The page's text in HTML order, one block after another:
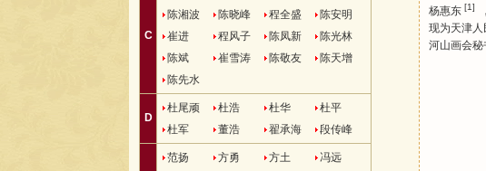
C
陈湘波
陈晓峰 程全盛
陈安明
崔进
程风子 陈凤新
陈光林
陈斌
崔雪涛 陈敬友
陈天增
陈先水
D
杜尾顽 杜浩 杜华
杜平
杜军
董浩 翟承海 段传峰
范扬 方勇 方土
冯远
杨惠东 [1]
现为天津
河山画会秘